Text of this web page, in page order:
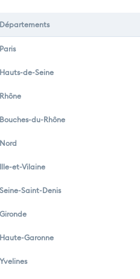
Départements
Paris
Hauts-de-Seine
Rhône
Bouches-du-Rhône
Nord
Ille-et-Vilaine
Seine-Saint-Denis
Gironde
Haute-Garonne
Yvelines